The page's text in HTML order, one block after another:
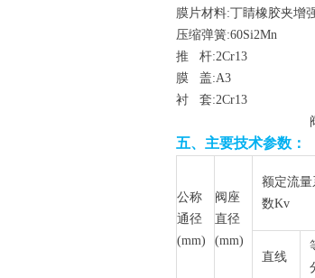
膜片材料:丁睛橡胶夹
压缩弹簧
推 杆:2Cr13 供
膜 盖:A3 气源
衬 套:2Cr13 环
阀作用型式:
五、主要技术参数：
公称
通径
(mm)
阀座
直径
(mm)
额定流量
数Kv
直线